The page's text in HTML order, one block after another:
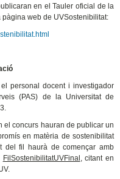
en el Tauler oficial de la
pàgina web de UVSostenibilitat:
personal docent i investigador
(PAS) de la Universitat de
el concurs hauran de publicar un
en matèria de sostenibilitat
del fil haurà de començar amb
FilSostenibilitatUVFinal , citant en